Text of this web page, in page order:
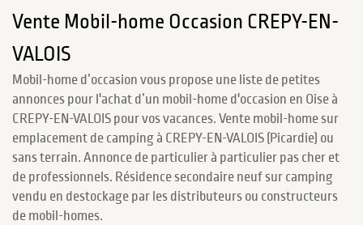
Vente Mobil-home Occasion CREPY-EN-
VALOIS
Mobil-home d’occasion vous propose une liste de petites
annonces pour l'achat d’un mobil-home d'occasion en Oise à
CREPY-EN-VALOIS pour vos vacances. Vente mobil-home sur
emplacement de camping à CREPY-EN-VALOIS (Picardie) ou
sans terrain. Annonce de particulier à particulier pas cher et
de professionnels. Résidence secondaire neuf sur camping
vendu en destockage par les distributeurs ou constructeurs
de mobil-homes.